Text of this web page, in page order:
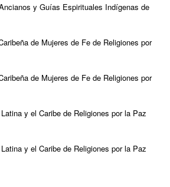
y Guías Espirituales Indígenas de
de Mujeres de Fe de Religiones por
de Mujeres de Fe de Religiones por
y el Caribe de Religiones por la Paz
y el Caribe de Religiones por la Paz